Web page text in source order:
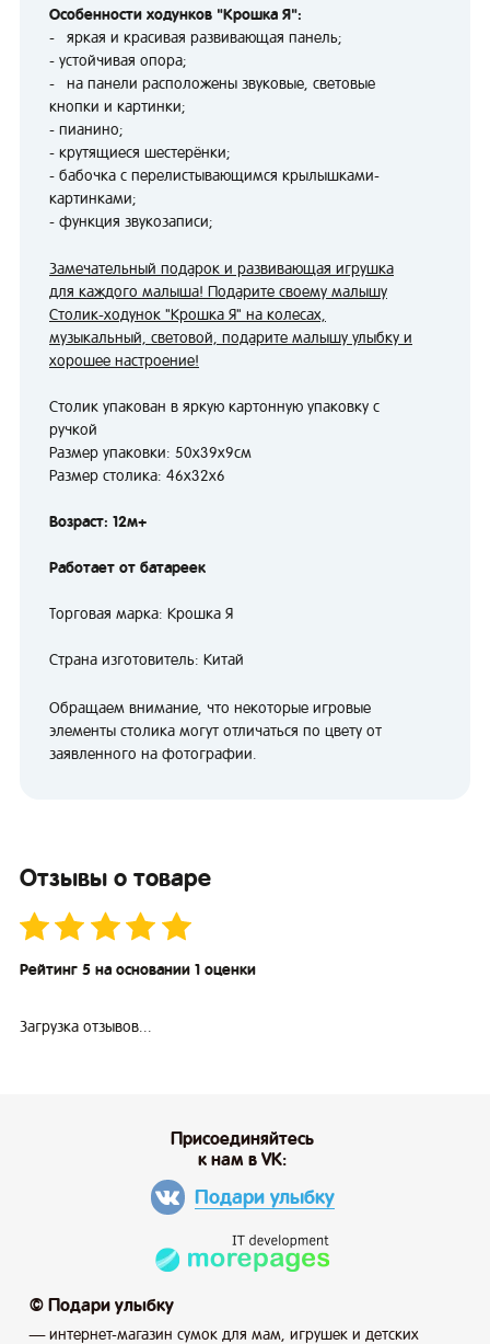
Особенности ходунков "Крошка Я":
- яркая и красивая развивающая панель;
- устойчивая опора;
- на панели расположены звуковые, световые
кнопки и картинки;
- пианино;
- крутящиеся шестерёнки;
- бабочка с перелистывающимся крылышками-
картинками;
- функция звукозаписи;
Замечательный подарок и развивающая игрушка
для каждого малыша! Подарите своему малышу
Столик-ходунок "Крошка Я" на колесах,
музыкальный, световой, подарите малышу улыбку и
хорошее настроение!
Столик упакован в яркую картонную упаковку с
ручкой
Размер упаковки: 50х39х9см
Размер столика: 46х32х6
Возраст: 12м+
Работает от батареек
Торговая марка: Крошка Я
Страна изготовитель: Китай
Обращаем внимание, что некоторые игровые
элементы столика могут отличаться по цвету от
заявленного на фотографии.
Отзывы о товаре
Рейтинг 5 на основании 1 оценки
Загрузка отзывов...
© Подари улыбку
— интернет-магазин сумок для мам, игрушек и детских
Присоединяйтесь
к нам в VK:
Подари улыбку